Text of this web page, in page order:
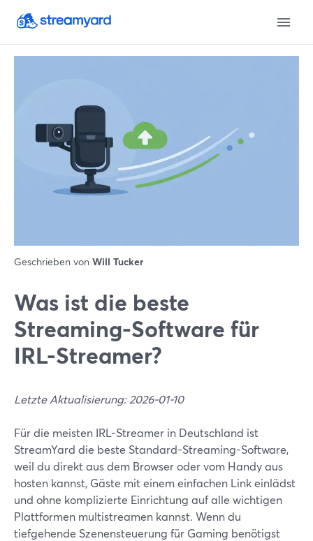
Geschrieben von Will Tucker
Was ist die beste
Streaming-Software für
IRL-Streamer?
Letzte Aktualisierung: 2026-01-10
Für die meisten IRL-Streamer in Deutschland ist
StreamYard die beste Standard-Streaming-Software,
weil du direkt aus dem Browser oder vom Handy aus
hosten kannst, Gäste mit einem einfachen Link einlädst
und ohne komplizierte Einrichtung auf alle wichtigen
Plattformen multistreamen kannst. Wenn du
tiefgehende Szenensteuerung für Gaming benötigst